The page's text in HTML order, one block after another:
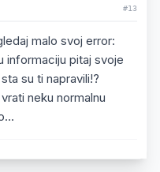
#13
malo svoj error:
informaciju pitaj svoje
su ti napravili!?
neku normalnu